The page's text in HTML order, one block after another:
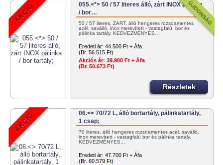
055.<*> 50 / 57 literes álló, zárt INOX pálinka
/ bor…
50 / 57 literes, ZÁRT, álló hengeres rozsdamentes
acél, saválló, inox merevített - vastagfalú bor és
pálinka tartály. KEDVEZMÉNYES…
Eredeti ár: 44.500 Ft + Áfa
(Br. 56.515 Ft)
Akciós ár: 39.900 Ft + Áfa
(Br. 50.673 Ft)
Részletek
06.<> 70/72 L, álló bortartály, pálinkatartály,
1 csap;
70 literes, álló hengeres rozsdamentes acél, saválló,
inox merevített - vastagfalú bor és pálinka tartály.
KEDVEZMÉNYES…
Eredeti ár: 47.700 Ft + Áfa
(Br. 60.579 Ft)